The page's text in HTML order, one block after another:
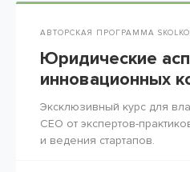
АВТОРСКАЯ ПРОГРАММА
Юридические
инновационных
Эксклюзивный курс для
СЕО от экспертов-
и ведения стартапов.